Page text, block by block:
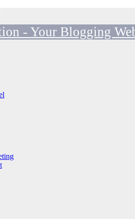
- Your Blogging